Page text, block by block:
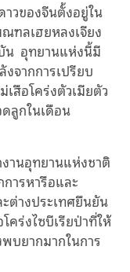
าวของจีนตั้งอยู่ใน
ฑลเฮยหลงเจียง
น อุทยานแห่งนี้มี
จากการเปรียบ
สือโคร่งตัวเมียตัว
ลูกในเดือน
านอุทยานแห่งชาติ
การหารือและ
ต่างประเทศยืนยัน
คร่งไซบีเรียป่าที่ให้
บยากมากในการ